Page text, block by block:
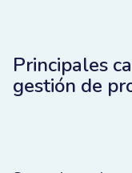
Principales
gestión de